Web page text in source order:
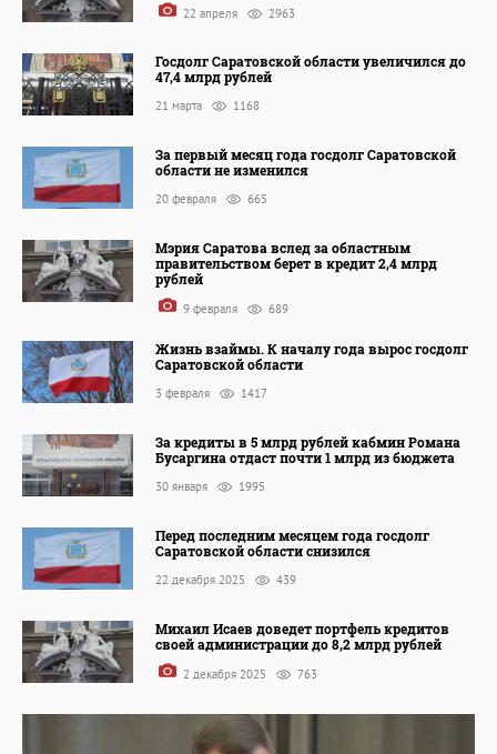
22 апреля 2963
Госдолг Саратовской области увеличился до
47,4 млрд рублей
21 марта 1168
За первый месяц года госдолг Саратовской
области не изменился
20 февраля 665
Мэрия Саратова вслед за областным
правительством берет в кредит 2,4 млрд
рублей
9 февраля 689
Жизнь взаймы. К началу года вырос госдолг
Саратовской области
3 февраля 1417
За кредиты в 5 млрд рублей кабмин Романа
Бусаргина отдаст почти 1 млрд из бюджета
30 января 1995
Перед последним месяцем года госдолг
Саратовской области снизился
22 декабря 2025 439
Михаил Исаев доведет портфель кредитов
своей администрации до 8,2 млрд рублей
2 декабря 2025 763